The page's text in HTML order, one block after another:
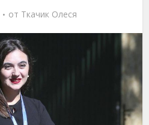
от Ткачик Олеся